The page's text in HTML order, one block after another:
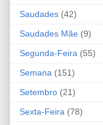
Saudades (42)
Saudades Mãe (9)
Segunda-Feira (55)
Semana (151)
Setembro (21)
Sexta-Feira (78)